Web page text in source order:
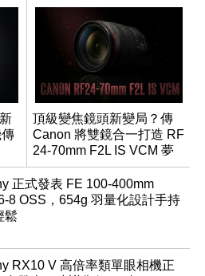
頂級變焦鏡頭新變局？傳
Canon 將雙鏡合一打造 RF
24-70mm F2L IS VCM 夢
幻規格
正式發表 FE 100-400mm
8 OSS，654g 羽量化設計手持
鬆
RX10 V 高倍率類單眼相機正